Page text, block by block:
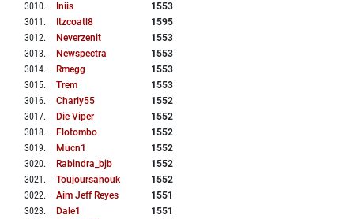
3010. Iniis
1553
3011 . Itzcoatl8
1595
3012. Neverzenit
1553
3013. Newspectra
1553
3014. Rmegg
1553
3015. Trem
1553
3016. Charly55
1552
3017. Die Viper
1552
3018. Flotombo
1552
3019. Mucn1
1552
3020. Rabindra_bjb
1552
3021 . Toujoursanouk
1552
3022. Aim Jeff Reyes
1551
3023. Dale1
1551